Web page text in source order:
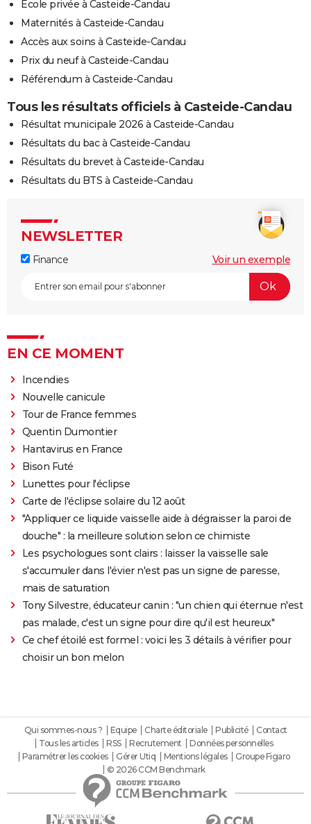
Ecole privée à Casteide-Candau
Maternités à Casteide-Candau
Accès aux soins à Casteide-Candau
Prix du neuf à Casteide-Candau
Référendum à Casteide-Candau
Tous les résultats officiels à Casteide-Candau
Résultat municipale 2026 à Casteide-Candau
Résultats du bac à Casteide-Candau
Résultats du brevet à Casteide-Candau
Résultats du BTS à Casteide-Candau
NEWSLETTER
Finance Voir un exemple
EN CE MOMENT
Incendies
Nouvelle canicule
Tour de France femmes
Quentin Dumontier
Hantavirus en France
Bison Futé
Lunettes pour l'éclipse
Carte de l'éclipse solaire du 12 août
"Appliquer ce liquide vaisselle aide à dégraisser la paroi de
douche" : la meilleure solution selon ce chimiste
Les psychologues sont clairs : laisser la vaisselle sale
s'accumuler dans l'évier n'est pas un signe de paresse,
mais de saturation
Tony Silvestre, éducateur canin : "un chien qui éternue n'est
pas malade, c'est un signe pour dire qu'il est heureux"
Ce chef étoilé est formel : voici les 3 détails à vérifier pour
choisir un bon melon
Qui sommes-nous ? Equipe Charte éditoriale Publicité
Contact
Tous les articles
RSS Recrutement
Données personnelles
Paramétrer les cookies
Gérer Utiq Mentions légales
Groupe Figaro
© 2026 CCM Benchmark